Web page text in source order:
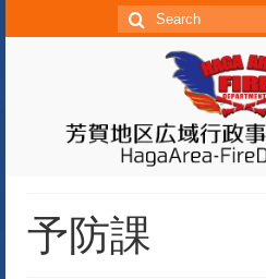
S
c
h
o
r:
予防課